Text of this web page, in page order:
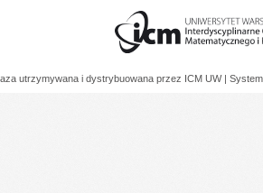
utrzymywana i dystrybuowana przez ICM UW |